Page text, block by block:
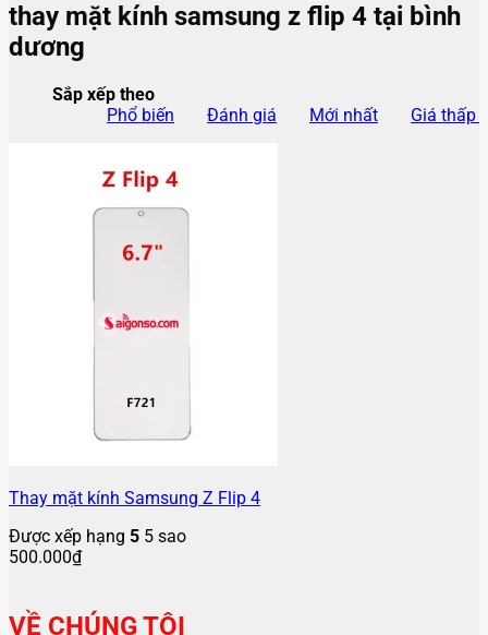
thay mặt kính samsung z flip 4 tại bình
dương
Sắp xếp theo
Phổ biến
Đánh giá Mới nhất Giá thấp
Thay mặt kính Samsung Z Flip 4
Được xếp hạng 5 5 sao
500.000₫
VỀ CHÚNG TÔI